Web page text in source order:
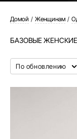
Домой Женщинам
БАЗОВЫЕ
По обновлению